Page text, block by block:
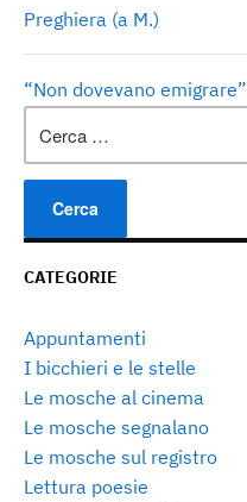
Preghiera (a M.)
“Non dovevano emigrare”
per:
CATEGORIE
Appuntamenti
I bicchieri e le stelle
Le mosche al cinema
Le mosche segnalano
Le mosche sul registro
Lettura poesie